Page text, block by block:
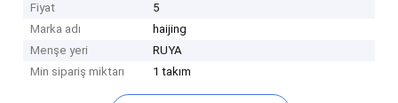
Fiyat
5
Marka adı
haijing
Menşe yeri
RUYA
Min sipariş miktarı
1 takım